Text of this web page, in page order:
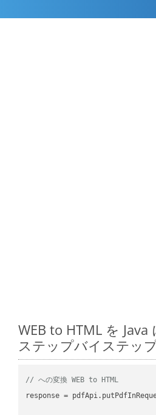
WEB to HTML を
ステップバイステッ
// への変換 WEB to HTML
response =